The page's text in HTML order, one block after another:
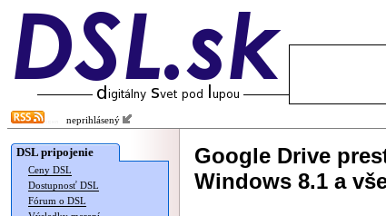
neprihlásený
DSL pripojenie
Ceny DSL
Dostupnosť DSL
Fórum o DSL
Google Drive
Windows 8.1 a